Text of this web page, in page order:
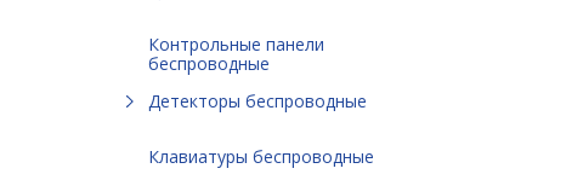
Контрольные панели
беспроводные
Детекторы беспроводные
Клавиатуры беспроводные